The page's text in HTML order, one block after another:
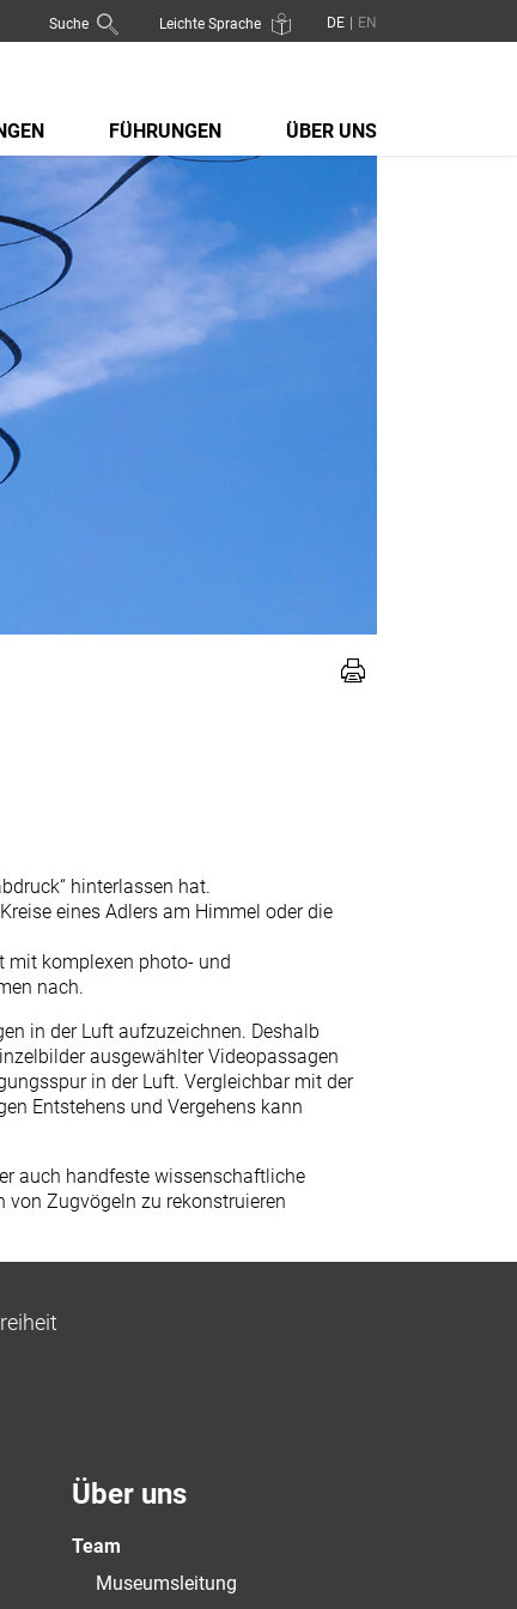
Suche Leichte Sprache
FÜHRUNGEN ÜBER UNS
hinterlassen hat.
eines Adlers am Himmel oder die
mit komplexen photo- und
nach.
in der Luft aufzuzeichnen. Deshalb
ausgewählter Videopassagen
in der Luft. Vergleichbar mit der
Entstehens und Vergehens kann
auch handfeste wissenschaftliche
von Zugvögeln zu rekonstruieren
Über uns
Team
Museumsleitung